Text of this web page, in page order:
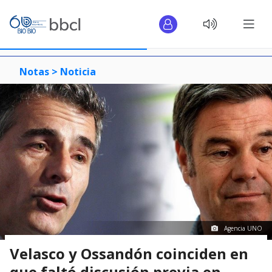
Notas > Noticia
Agencia UNO
Velasco y Ossandón coinciden en